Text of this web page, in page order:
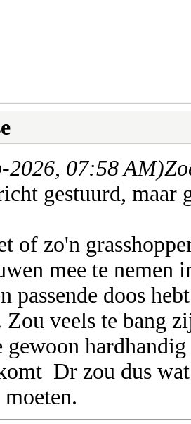
2026, 07:58 AM)
gestuurd, maar
of zo'n
mee te
passende doos
Zou veels te bang
gewoon
Dr zou dus